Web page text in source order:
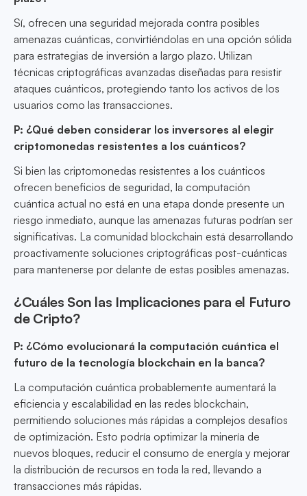
Sí, ofrecen una seguridad mejorada contra posibles
amenazas cuánticas, convirtiéndolas en una opción sólida
para estrategias de inversión a largo plazo. Utilizan
técnicas criptográficas avanzadas diseñadas para resistir
ataques cuánticos, protegiendo tanto los activos de los
usuarios como las transacciones.
P: ¿Qué deben considerar los inversores al elegir
criptomonedas resistentes a los cuánticos?
Si bien las criptomonedas resistentes a los cuánticos
ofrecen beneficios de seguridad, la computación
cuántica actual no está en una etapa donde presente un
riesgo inmediato, aunque las amenazas futuras podrían ser
significativas. La comunidad blockchain está desarrollando
proactivamente soluciones criptográficas post-cuánticas
para mantenerse por delante de estas posibles amenazas.
¿Cuáles Son las Implicaciones para el Futuro
de Cripto?
P: ¿Cómo evolucionará la computación cuántica el
futuro de la tecnología blockchain en la banca?
La computación cuántica probablemente aumentará la
eficiencia y escalabilidad en las redes blockchain,
permitiendo soluciones más rápidas a complejos desafíos
de optimización. Esto podría optimizar la minería de
nuevos bloques, reducir el consumo de energía y mejorar
la distribución de recursos en toda la red, llevando a
transacciones más rápidas.